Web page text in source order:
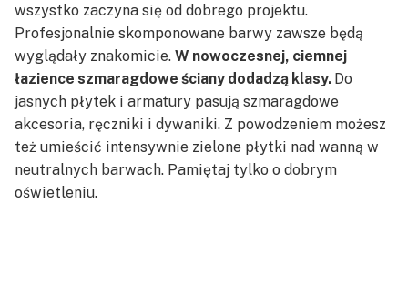
wszystko zaczyna się od dobrego projektu.
Profesjonalnie skomponowane barwy zawsze będą
wyglądały znakomicie. W nowoczesnej, ciemnej
łazience szmaragdowe ściany dodadzą klasy. Do
jasnych płytek i armatury pasują szmaragdowe
akcesoria, ręczniki i dywaniki. Z powodzeniem możesz
też umieścić intensywnie zielone płytki nad wanną w
neutralnych barwach. Pamiętaj tylko o dobrym
oświetleniu.